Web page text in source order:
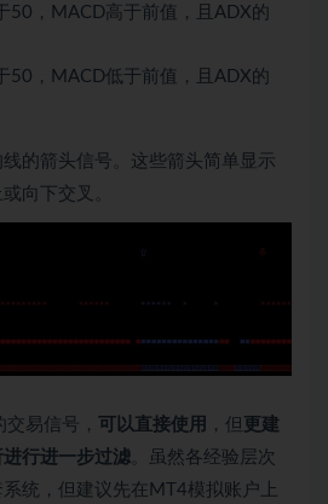
50，MACD高于前值，且ADX的
50，MACD低于前值，且ADX的
的箭头信号。这些箭头简单显示
向下交叉。
易信号， 可以直接使用 ，但 更建
行进一步过滤 。虽然各经验层次
统，但建议先在MT4模拟账户上